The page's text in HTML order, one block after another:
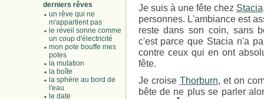
derniers rêves
un rêve qui ne
m'appartient pas
le réveil sonne comme
un coup d'électricité
mon pote bouffe mes
potes
la mutation
la boîte
la sphère au bord de
l'eau
le date
Je suis à une fête chez Stacia
personnes. L'ambiance est
reste dans son coin, sans
c'est parce que Stacia n'a
contre ceux qui en ont
fête.
Je croise Thorburn, et on
bête de ne plus se parler